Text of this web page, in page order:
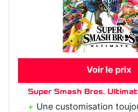
Voir le prix
Super Smash Bros.
Une customisation